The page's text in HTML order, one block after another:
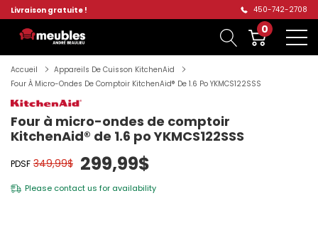
Livraison gratuite ! 450-742-2708
0
Accueil
Appareils De Cuisson KitchenAid
Four À Micro-Ondes De Comptoir KitchenAid® De 1.6 Po YKMCS122SSS
Four à micro-ondes de comptoir
KitchenAid® de 1.6 po YKMCS122SSS
PDSF 349,99$ 299,99$
Please contact us for availability